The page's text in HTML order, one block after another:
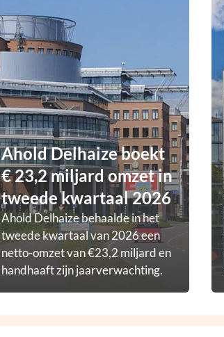
Ahold Delhaize boekt
€ 23,2 miljard omzet in
tweede kwartaal 2026
Ahold Delhaize behaalde in het
tweede kwartaal van 2026 een
netto-omzet van €23,2 miljard en
handhaaft zijn jaarverwachting.